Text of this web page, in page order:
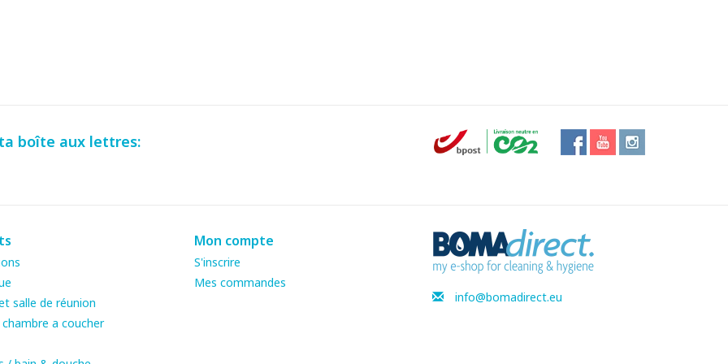
boîte aux lettres:
salle de réunion
a coucher
Mon compte
S'inscrire
Mes commandes
info@bomadirect.eu